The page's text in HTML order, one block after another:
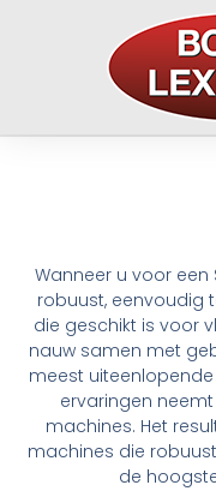
Wanneer u voor een
robuust, eenvoudig
die geschikt is voor
nauw samen met
meest
ervaringen neemt
machines. Het
machines die
de